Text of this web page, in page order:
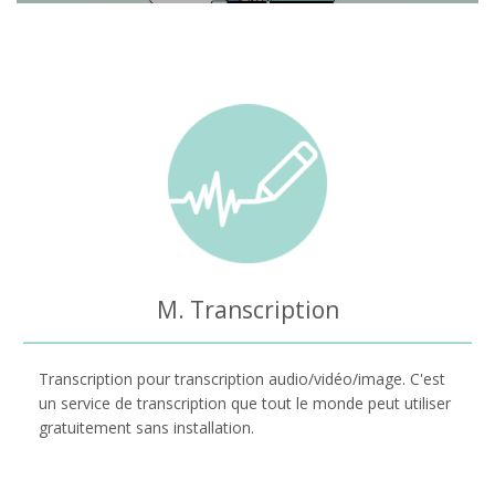
M. Transcription
Transcription pour transcription audio/vidéo/image. C'est
un service de transcription que tout le monde peut utiliser
gratuitement sans installation.